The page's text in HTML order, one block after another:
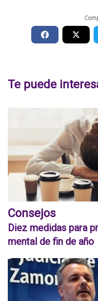
Te puede
Consejos
Diez medidas para
mental de fin de año